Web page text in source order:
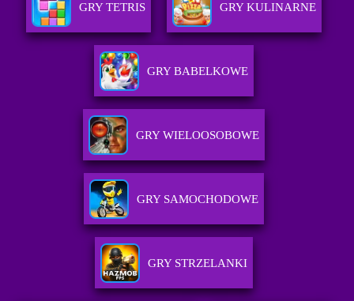
GRY TETRIS GRY KULINARNE
GRY BABELKOWE
GRY WIELOOSOBOWE
GRY SAMOCHODOWE
GRY STRZELANKI